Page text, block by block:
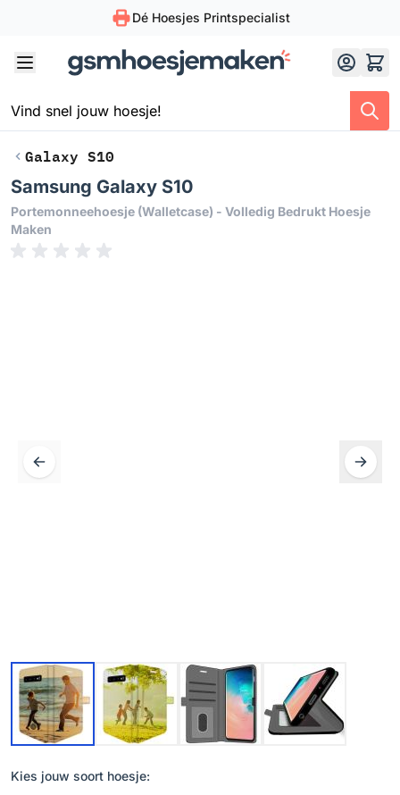
Dé Hoesjes Printspecialist
Galaxy S10
Samsung Galaxy S10
Portemonneehoesje (walletcase) - Volledig Bedrukt Hoesje
Maken
Kies jouw soort hoesje: